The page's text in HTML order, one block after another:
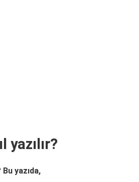
yazılır?
Bu yazıda,